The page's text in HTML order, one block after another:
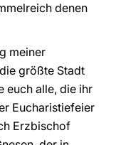
denen
meiner
größte Stadt
euch alle, die ihr
Eucharistiefeier
Erzbischof